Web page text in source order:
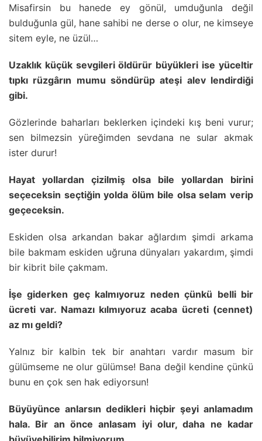
Misafirsin bu hanede ey gönül, umduğunla değil
bulduğunla gül, hane sahibi ne derse o olur, ne kimseye
sitem eyle, ne üzül…
Uzaklık küçük sevgileri öldürür büyükleri ise yüceltir
tıpkı rüzgârın mumu söndürüp ateşi alev lendirdiği
gibi.
Gözlerinde baharları beklerken içindeki kış beni vurur;
sen bilmezsin yüreğimden sevdana ne sular akmak
ister durur!
Hayat yollardan çizilmiş olsa bile yollardan birini
seçeceksin seçtiğin yolda ölüm bile olsa selam verip
geçeceksin.
Eskiden olsa arkandan bakar ağlardım şimdi arkama
bile bakmam eskiden uğruna dünyaları yakardım, şimdi
bir kibrit bile çakmam.
İşe giderken geç kalmıyoruz neden çünkü belli bir
ücreti var. Namazı kılmıyoruz acaba ücreti (cennet)
az mı geldi?
Yalnız bir kalbin tek bir anahtarı vardır masum bir
gülümseme ne olur gülümse! Bana değil kendine çünkü
bunu en çok sen hak ediyorsun!
Büyüyünce anlarsın dedikleri hiçbir şeyi anlamadım
hala. Bir an önce anlasam iyi olur, daha ne kadar